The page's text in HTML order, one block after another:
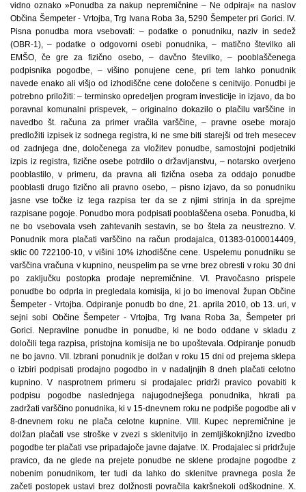
vidno oznako »Ponudba za nakup nepremičnine – Ne odpiraj« na naslov
Občina Šempeter - Vrtojba, Trg Ivana Roba 3a, 5290 Šempeter pri Gorici. IV.
Pisna ponudba mora vsebovati: – podatke o ponudniku, naziv in sedež
(OBR-1), – podatke o odgovorni osebi ponudnika, – matično številko ali
EMŠO, če gre za fizično osebo, – davčno številko, – pooblaščenega
podpisnika pogodbe, – višino ponujene cene, pri tem lahko ponudnik
navede enako ali višjo od izhodiščne cene določene s cenitvijo. Ponudbi je
potrebno priložiti: – terminsko opredeljen program investicije in izjavo, da bo
poravnal komunalni prispevek, – originalno dokazilo o plačilu varščine in
navedbo št. računa za primer vračila varščine, – pravne osebe morajo
predložiti izpisek iz sodnega registra, ki ne sme biti starejši od treh mesecev
od zadnjega dne, določenega za vložitev ponudbe, samostojni podjetniki
izpis iz registra, fizične osebe potrdilo o državljanstvu, – notarsko overjeno
pooblastilo, v primeru, da pravna ali fizična oseba za oddajo ponudbe
pooblasti drugo fizično ali pravno osebo, – pisno izjavo, da so ponudniku
jasne vse točke iz tega razpisa ter da se z njimi strinja in da sprejme
razpisane pogoje. Ponudbo mora podpisati pooblaščena oseba. Ponudba, ki
ne bo vsebovala vseh zahtevanih sestavin, se bo štela za neustrezno. V.
Ponudnik mora plačati varščino na račun prodajalca, 01383-0100014409,
sklic 00 722100-10, v višini 10% izhodiščne cene. Uspelemu ponudniku se
varščina vračuna v kupnino, neuspelim pa se vrne brez obresti v roku 30 dni
po zaključku postopka prodaje nepremičnine. VI. Pravočasno prispele
ponudbe bo odprla in pregledala komisija, ki jo bo imenoval župan Občine
Šempeter - Vrtojba. Odpiranje ponudb bo dne, 21. aprila 2010, ob 13. uri, v
sejni sobi Občine Šempeter - Vrtojba, Trg Ivana Roba 3a, Šempeter pri
Gorici. Nepravilne ponudbe in ponudbe, ki ne bodo oddane v skladu z
določili tega razpisa, pristojna komisija ne bo upoštevala. Odpiranje ponudb
ne bo javno. VII. Izbrani ponudnik je dolžan v roku 15 dni od prejema sklepa
o izbiri podpisati prodajno pogodbo in v nadaljnjih 8 dneh plačati celotno
kupnino. V nasprotnem primeru si prodajalec pridrži pravico povabiti k
podpisu pogodbe naslednjega najugodnejšega ponudnika, hkrati pa
zadržati varščino ponudnika, ki v 15-dnevnem roku ne podpiše pogodbe ali v
8-dnevnem roku ne plača celotne kupnine. VIII. Kupec nepremičnine je
dolžan plačati vse stroške v zvezi s sklenitvijo in zemljiškoknjižno izvedbo
pogodbe ter plačati vse pripadajoče javne dajatve. IX. Prodajalec si pridržuje
pravico, da ne glede na prejete ponudbe ne sklene prodajne pogodbe z
nobenim ponudnikom, ter tudi da lahko do sklenitve pravnega posla že
začeti postopek ustavi brez dolžnosti povračila kakršnekoli odškodnine. X.